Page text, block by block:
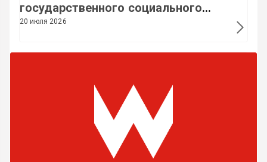
государственного социального
страхования
20 июля 2026